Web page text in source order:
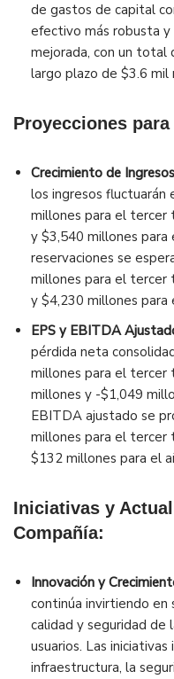
de gastos de capital
efectivo más robusta y
mejorada, con un total
largo plazo de $3.6 mil
Proyecciones
Crecimiento de
los ingresos
millones para el tercer
y $3,540 millones para
reservaciones se
millones para el tercer
y $4,230 millones para
EPS y EBITDA
pérdida neta
millones para el
millones y -$1,049
EBITDA ajustado se
millones para el
$132 millones para el
Iniciativas y
Compañía:
Innovación y
continúa invirtiendo en
calidad y seguridad de
usuarios. Las
infraestructura, la